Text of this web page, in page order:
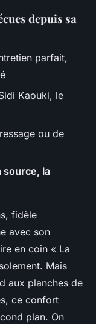
depuis sa
parfait,
Kaouki, le
ou de
source, la
fidèle
avec son
en coin « La
Mais
aux planches de
ce confort
plan. On